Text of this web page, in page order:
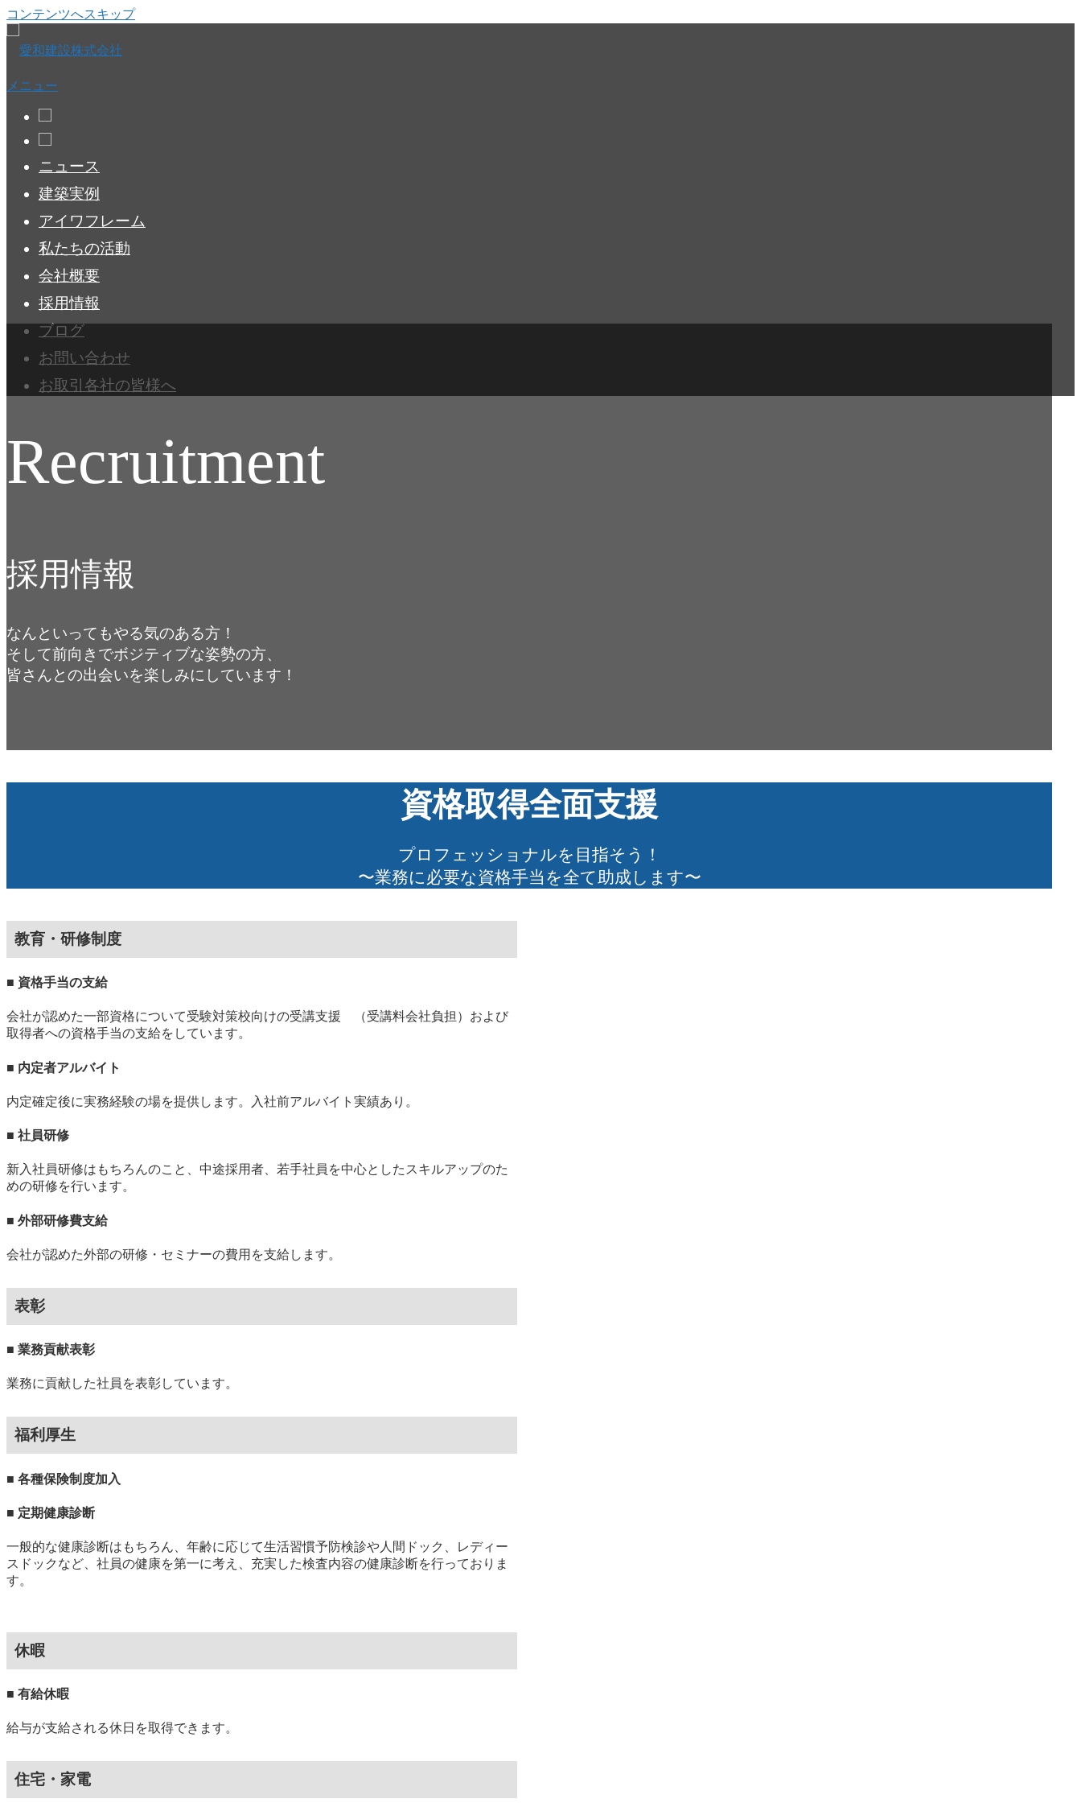
コンテンツへスキップ
メニュー
ニュース
建築実例
アイワフレーム
私たちの活動
会社概要
採用情報
ブログ
お問い合わせ
お取引各社の皆様へ
Recruitment
採用情報
なんといってもやる気のある方！
そして前向きでボジティブな姿勢の方、
皆さんとの出会いを楽しみにしています！
資格取得全面支援
プロフェッショナルを目指そう！
〜業務に必要な資格手当を全て助成します〜
教育・研修制度
■ 資格手当の支給
会社が認めた一部資格について受験対策校向けの受講支援 （受講料会社負担）および
取得者への資格手当の支給をしています。
■ 内定者アルバイト
内定確定後に実務経験の場を提供します。入社前アルバイト実績あり。
■ 社員研修
新入社員研修はもちろんのこと、中途採用者、若手社員を中心としたスキルアップのた
めの研修を行います。
■ 外部研修費支給
会社が認めた外部の研修・セミナーの費用を支給します。
表彰
■ 業務貢献表彰
業務に貢献した社員を表彰しています。
福利厚生
■ 各種保険制度加入
■ 定期健康診断
一般的な健康診断はもちろん、年齢に応じて生活習慣予防検診や人間ドック、レディー
スドックなど、社員の健康を第一に考え、充実した検査内容の健康診断を行っておりま
す。
休暇
■ 有給休暇
給与が支給される休日を取得できます。
住宅・家電